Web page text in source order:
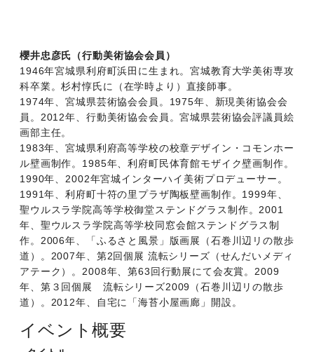
櫻井忠彦氏（行動美術協会会員）
1946年宮城県利府町浜田に生まれ。宮城教育大学美術専攻
科卒業。杉村惇氏に（在学時より）直接師事。
1974年、宮城県芸術協会会員。1975年、新現美術協会会
員。2012年、行動美術協会会員。宮城県芸術協会評議員絵
画部主任。
1983年、宮城県利府高等学校の校章デザイン・コモンホー
ル壁画制作。1985年、利府町民体育館モザイク壁画制作。
1990年、2002年宮城インターハイ美術プロデューサー。
1991年、利府町十符の里プラザ陶板壁画制作。1999年、
聖ウルスラ学院高等学校御堂ステンドグラス制作。2001
年、聖ウルスラ学院高等学校同窓会館ステンドグラス制
作。2006年、「ふるさと風景」版画展（石巻川辺リの散歩
道）。2007年、第2回個展 流転シリーズ（せんだいメディ
アテーク）。2008年、第63回行動展にて会友賞。2009
年、第３回個展 流転シリーズ2009（石巻川辺リの散歩
道）。2012年、自宅に「海苔小屋画廊」開設。
イベント概要